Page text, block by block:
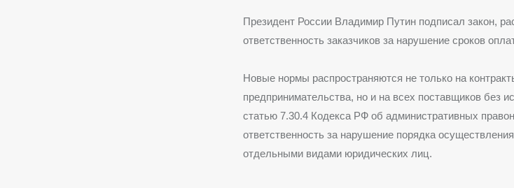
Президент России Владимир Путин подписал закон,
ответственность заказчиков за нарушение сроков
Новые нормы распространяются не только на
предпринимательства, но и на всех поставщиков без
статью 7.30.4 Кодекса РФ об административных
ответственность за нарушение порядка
отдельными видами юридических лиц.